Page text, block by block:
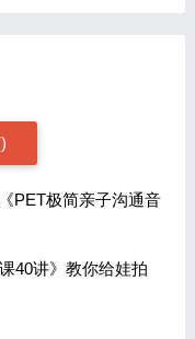
)
PET极简亲子沟通音
40讲》教你给娃拍